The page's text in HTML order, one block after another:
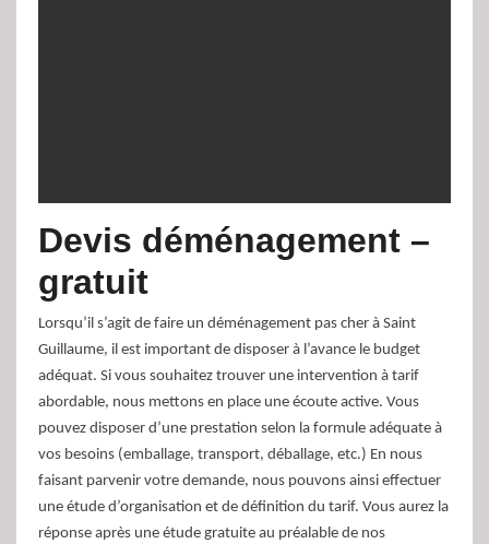
Devis déménagement –
gratuit
Lorsqu’il s’agit de faire un déménagement pas cher à Saint
Guillaume, il est important de disposer à l’avance le budget
adéquat. Si vous souhaitez trouver une intervention à tarif
abordable, nous mettons en place une écoute active. Vous
pouvez disposer d’une prestation selon la formule adéquate à
vos besoins (emballage, transport, déballage, etc.) En nous
faisant parvenir votre demande, nous pouvons ainsi effectuer
une étude d’organisation et de définition du tarif. Vous aurez la
réponse après une étude gratuite au préalable de nos